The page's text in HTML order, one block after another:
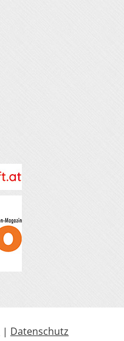
| Datenschutz